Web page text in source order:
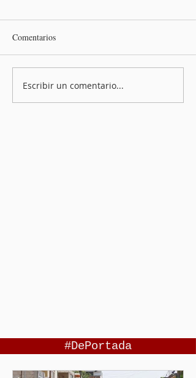
Comentarios
Escribir un comentario...
#DePortada